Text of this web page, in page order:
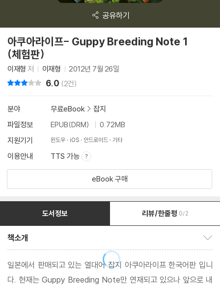
공유하기
아쿠아라이프- Guppy Breeding Note 1
(체험판)
이재형 저 이재형 2012년 7월 26일
6.0 (2건)
분야 무료eBook > 잡지
파일정보
EPUB(DRM)
0.72MB
지원기기
윈도우 iOS 안드로이드 기타
이용안내 TTS 가능
eBook 구매
도서정보 리뷰/한줄평 0/2
책소개
일본에서 판매되고 있는 열대어 잡지 아쿠아라이프 한국어판 입니
다. 현재는 Guppy Breeding Note만 연재되고 있으나 앞으로 내